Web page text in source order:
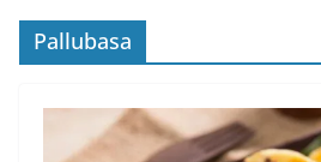
Pallubasa